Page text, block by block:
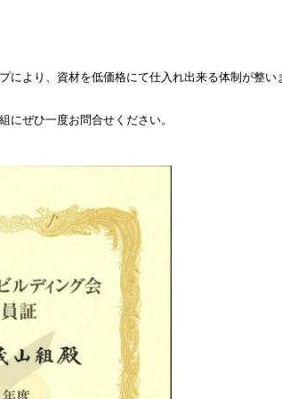
により、資材を低価格にて仕入れ出来る体制が整い
にぜひ一度お問合せください。